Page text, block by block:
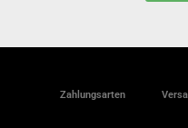
Zahlungsarten